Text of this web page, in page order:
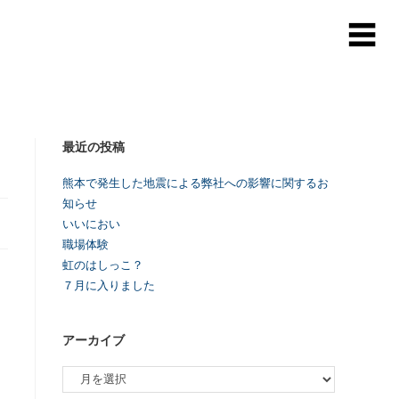
最近の投稿
熊本で発生した地震による弊社への影響に関するお
知らせ
いいにおい
職場体験
虹のはしっこ？
７月に入りました
アーカイブ